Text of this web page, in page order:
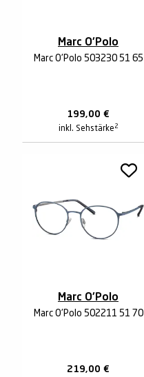
Marc O'Polo
Marc O'Polo 503230 51 65
199,00 €
inkl. Sehstärke 2
Marc O'Polo
Marc O'Polo 502211 51 70
219,00 €